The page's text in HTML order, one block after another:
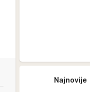
Najnovije